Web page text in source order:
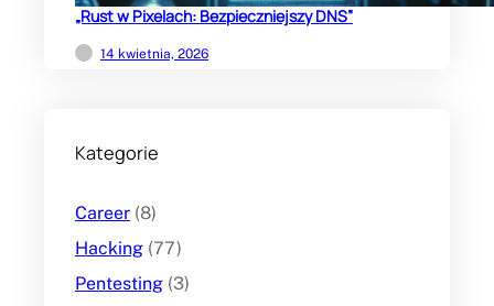
„Rust w Pixelach: Bezpieczniejszy DNS”
14 kwietnia, 2026
Kategorie
Career (8)
Hacking (77)
Pentesting (3)